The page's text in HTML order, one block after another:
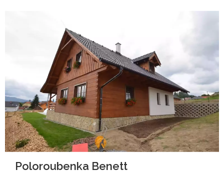
Poloroubenka Benett